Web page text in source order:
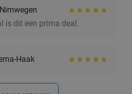
is dit een prima deal.
Haak